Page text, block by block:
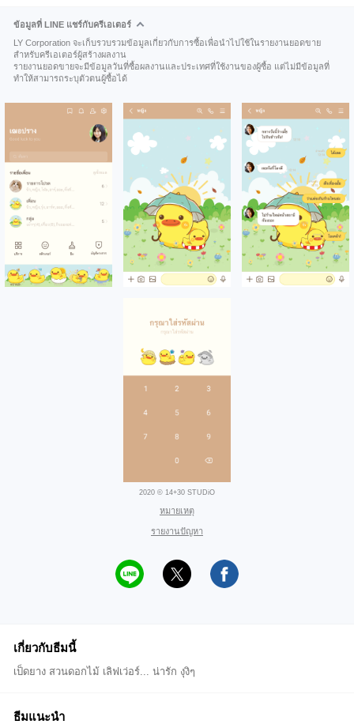
ข้อมูลที่ LINE แชร์กับครีเอเตอร์
LY Corporation จะเก็บรวบรวมข้อมูลเกี่ยวกับการซื้อเพื่อนำไปใช้ในรายงานยอดขาย
สำหรับครีเอเตอร์ผู้สร้างผลงาน
รายงานยอดขายจะมีข้อมูลวันที่ซื้อผลงานและประเทศที่ใช้งานของผู้ซื้อ แต่ไม่มีข้อมูลที่
ทำให้สามารถระบุตัวตนผู้ซื้อได้
2020 © 14+30 STUDiO
หมายเหตุ
รายงานปัญหา
เกี่ยวกับธีมนี้
เป็ดยาง สวนดอกไม้ เลิฟเว่อร์... น่ารัก งุงิๆ
ธีมแนะนำ